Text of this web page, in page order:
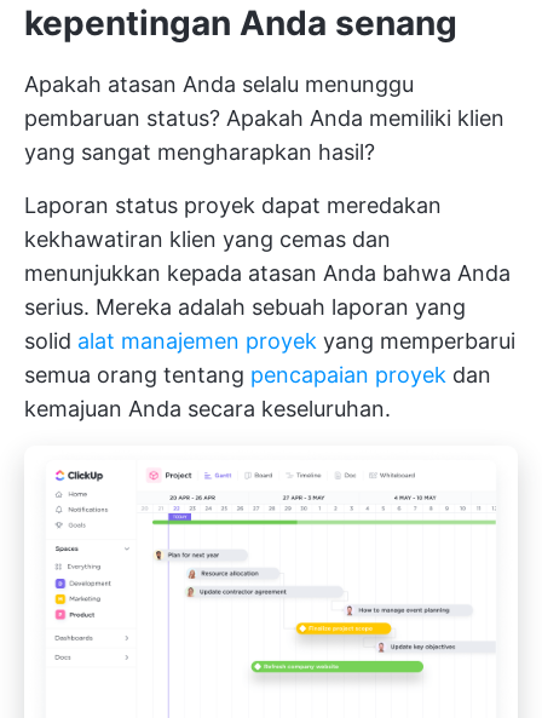
kepentingan Anda senang
Apakah atasan Anda selalu menunggu
pembaruan status? Apakah Anda memiliki klien
yang sangat mengharapkan hasil?
Laporan status proyek dapat meredakan
kekhawatiran klien yang cemas dan
menunjukkan kepada atasan Anda bahwa Anda
serius. Mereka adalah sebuah laporan yang
solid alat manajemen proyek yang memperbarui
semua orang tentang pencapaian proyek dan
kemajuan Anda secara keseluruhan.